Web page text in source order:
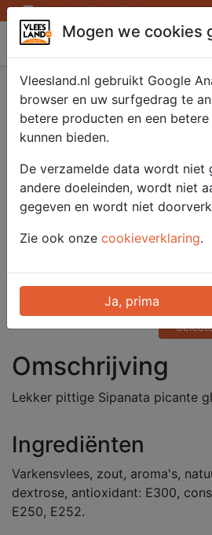
Openingstijden afhaalpunten
Vleesland
Spianata
gram
52213
Categorie
Omschrijving
Lekker pittige Sipanata picante
Ingrediënten
Varkensvlees, zout, aroma's,
dextrose, antioxidant: E300,
E250, E252.
Mogen we cookies
Vleesland.nl gebruikt Google
browser en uw surfgedrag te
betere producten en een
kunnen bieden.
De verzamelde data wordt niet
andere doeleinden, wordt niet
gegeven en wordt niet
Zie ook onze cookieverklaring.
Ja, prima